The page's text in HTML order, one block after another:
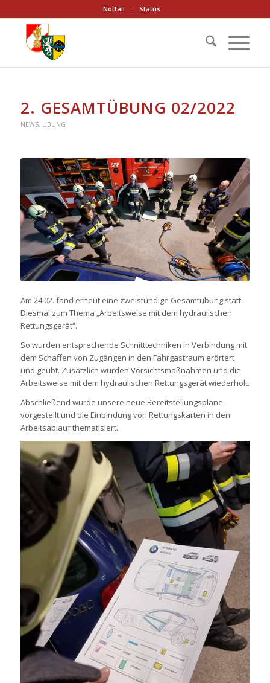
Notfall Status
2. GESAMTÜBUNG 02/2022
NEWS, ÜBUNG
Am 24.02. fand erneut eine zweistündige Gesamtübung statt.
Diesmal zum Thema „Arbeitsweise mit dem hydraulischen
Rettungsgerät“.
So wurden entsprechende Schnitttechniken in Verbindung mit
dem Schaffen von Zugängen in den Fahrgastraum erörtert
und geübt. Zusätzlich wurden Vorsichtsmaßnahmen und die
Arbeitsweise mit dem hydraulischen Rettungsgerät wiederholt.
Abschließend wurde unsere neue Bereitstellungsplane
vorgestellt und die Einbindung von Rettungskarten in den
Arbeitsablauf thematisiert.